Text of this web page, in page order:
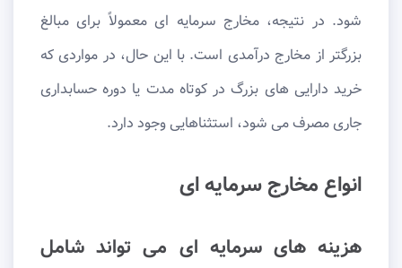
شود. در نتیجه، مخارج سرمایه ای معمولاً برای مبالغ
بزرگتر از مخارج درآمدی است. با این حال، در مواردی که
خرید دارایی های بزرگ در کوتاه مدت یا دوره حسابداری
جاری مصرف می شود، استثناهایی وجود دارد.
انواع مخارج سرمایه ای
هزینه های سرمایه ای می تواند شامل